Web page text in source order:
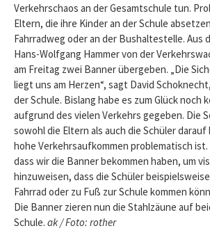
Verkehrschaos an der Gesamtschule tun.
Eltern, die ihre Kinder an der Schule
Fahrradweg oder an der Bushaltestelle. Aus
Hans-Wolfgang Hammer von der
am Freitag zwei Banner übergeben. „Die
liegt uns am Herzen“, sagt David
der Schule. Bislang habe es zum Glück noch
aufgrund des vielen Verkehrs gegeben. Die
sowohl die Eltern als auch die Schüler darauf
hohe Verkehrsaufkommen problematisch ist.
dass wir die Banner bekommen haben, um
hinzuweisen, dass die Schüler
Fahrrad oder zu Fuß zur Schule kommen
Die Banner zieren nun die Stahlzäune auf
Schule. ak / Foto: rother